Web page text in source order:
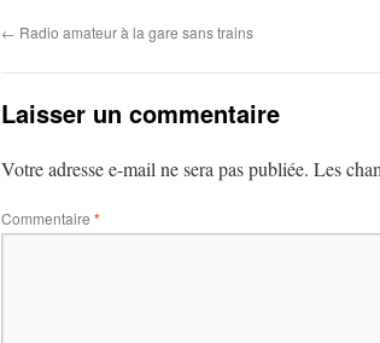
← Radio amateur à la gare sans trains
Laisser un commentaire
Votre adresse e-mail ne sera pas publiée. Les
Commentaire *